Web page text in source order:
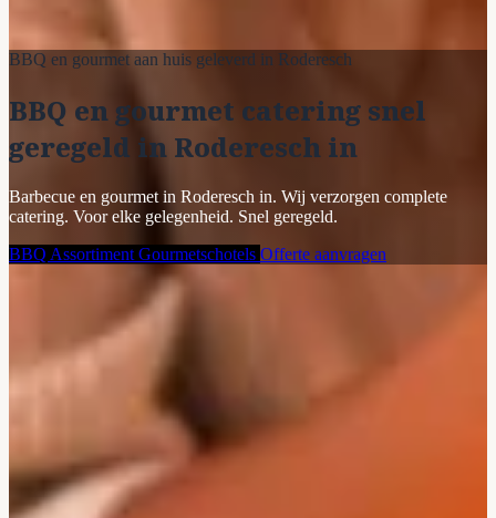
BBQ en gourmet aan huis geleverd in Roderesch
BBQ en gourmet catering snel
geregeld in Roderesch in
Barbecue en gourmet in Roderesch in. Wij verzorgen complete
catering. Voor elke gelegenheid. Snel geregeld.
BBQ Assortiment Gourmetschotels Offerte aanvragen